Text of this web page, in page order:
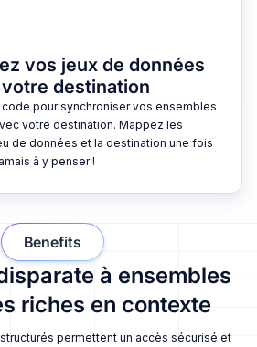
vos jeux de données
destination
pour synchroniser vos ensembles
votre destination. Mappez les
de données et la destination une fois
à y penser !
à ensembles
riches en contexte
permettent un accès sécurisé et
Benefits